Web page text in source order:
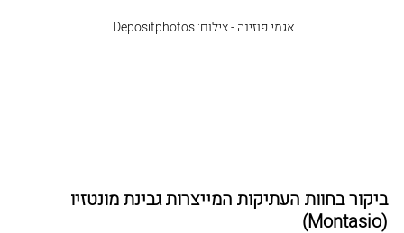
אגמי פוזינה - צילום: Depositphotos
ביקור בחוות העתיקות המייצרות גבינת מונטזיו
(Montasio
)